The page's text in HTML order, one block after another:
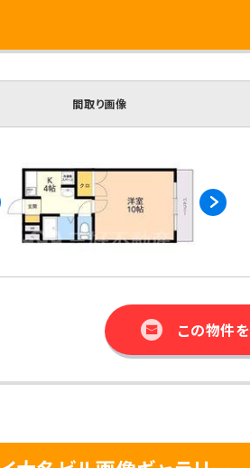
間取り画像
この物件を